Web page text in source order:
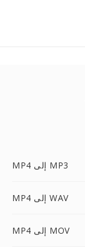
MP4 إلى MP3
MP4 إلى WAV
MP4 إلى MOV